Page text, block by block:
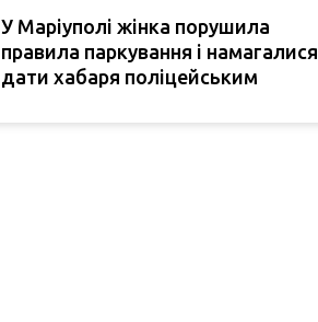
У Маріуполі жінка порушила
правила паркування і намагалися
дати хабаря поліцейським